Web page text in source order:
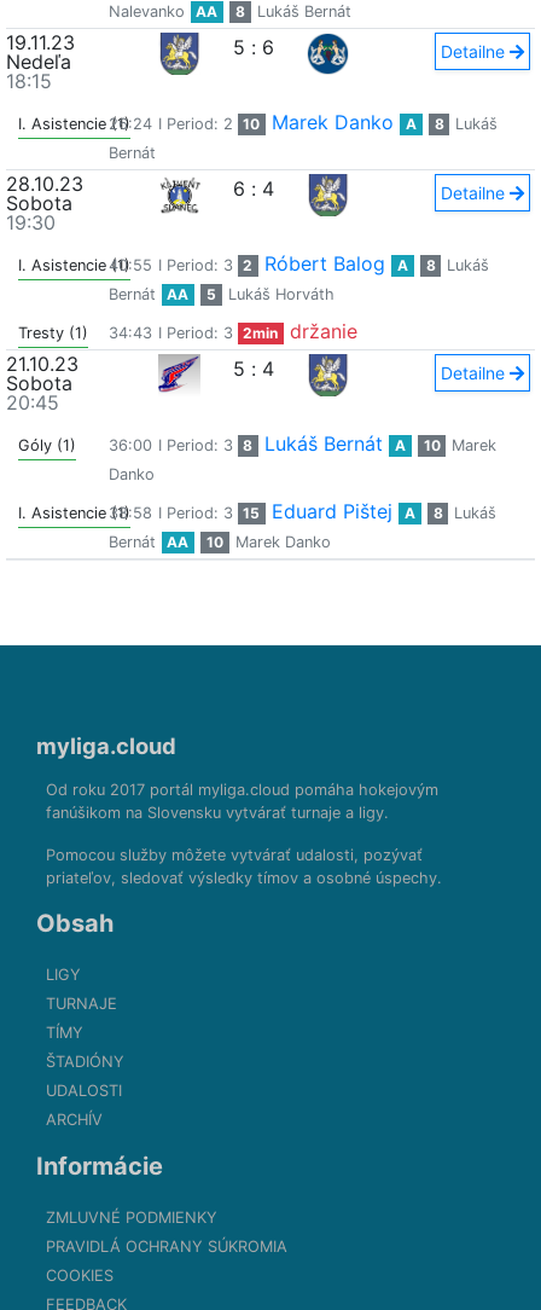
Nalevanko
AA 8 Lukáš Bernát
19.11.23
Nedeľa
18:15
5 : 6 Detailne
I. Asistencie (1)26:24 I Period: 2 10 Marek Danko A 8
Lukáš
Bernát
28.10.23
Sobota
19:30
6 : 4 Detailne
I. Asistencie (1)40:55 I Period: 3 2 Róbert Balog A 8
Lukáš
Bernát
AA 5 Lukáš Horváth
Tresty (1) 34:43 I Period: 3 2min
držanie
21.10.23
Sobota
20:45
5 : 4 Detailne
Góly (1) 36:00 I Period: 3 8 Lukáš Bernát A 10
Marek
Danko
I. Asistencie (1)38:58 I Period: 3 15 Eduard Pištej A 8
Lukáš
Bernát
AA 10 Marek Danko
myliga.cloud
Od roku 2017 portál myliga.cloud pomáha hokejovým
fanúšikom na Slovensku vytvárať turnaje a ligy.
Pomocou služby môžete vytvárať udalosti, pozývať
priateľov, sledovať výsledky tímov a osobné úspechy.
Obsah
LIGY
TURNAJE
TÍMY
ŠTADIÓNY
UDALOSTI
ARCHÍV
Informácie
ZMLUVNÉ PODMIENKY
PRAVIDLÁ OCHRANY SÚKROMIA
COOKIES
FEEDBACK